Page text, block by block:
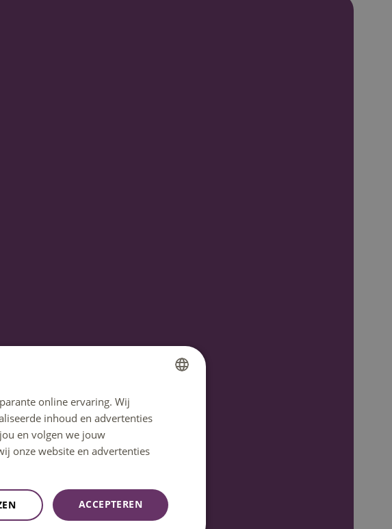
ENGLISH
online ervaring. Wij
inhoud en advertenties
en volgen we jouw
onze website en advertenties
ACCEPTEREN